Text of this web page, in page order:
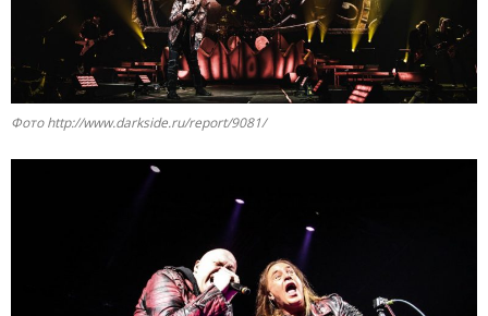
Фото http://www.darkside.ru/report/9081/